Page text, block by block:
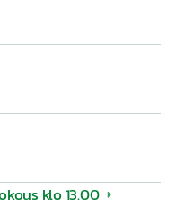
klo 13.00